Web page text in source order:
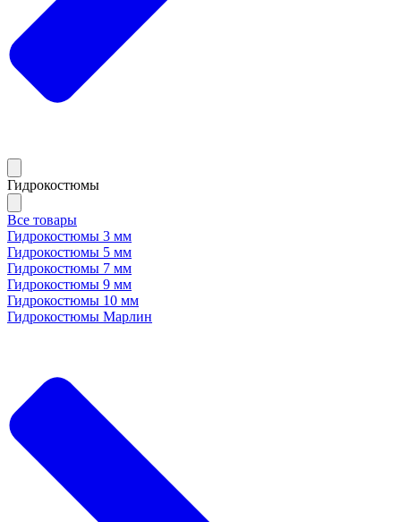
Гидрокостюмы
Все товары
Гидрокостюмы 3 мм
Гидрокостюмы 5 мм
Гидрокостюмы 7 мм
Гидрокостюмы 9 мм
Гидрокостюмы 10 мм
Гидрокостюмы Марлин